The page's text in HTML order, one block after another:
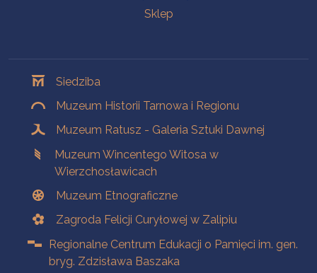
Sklep
Siedziba
Muzeum Historii Tarnowa i Regionu
Muzeum Ratusz - Galeria Sztuki Dawnej
Muzeum Wincentego Witosa w
Wierzchosławicach
Muzeum Etnograficzne
Zagroda Felicji Curyłowej w Zalipiu
Regionalne Centrum Edukacji o Pamięci im. gen.
bryg. Zdzisława Baszaka